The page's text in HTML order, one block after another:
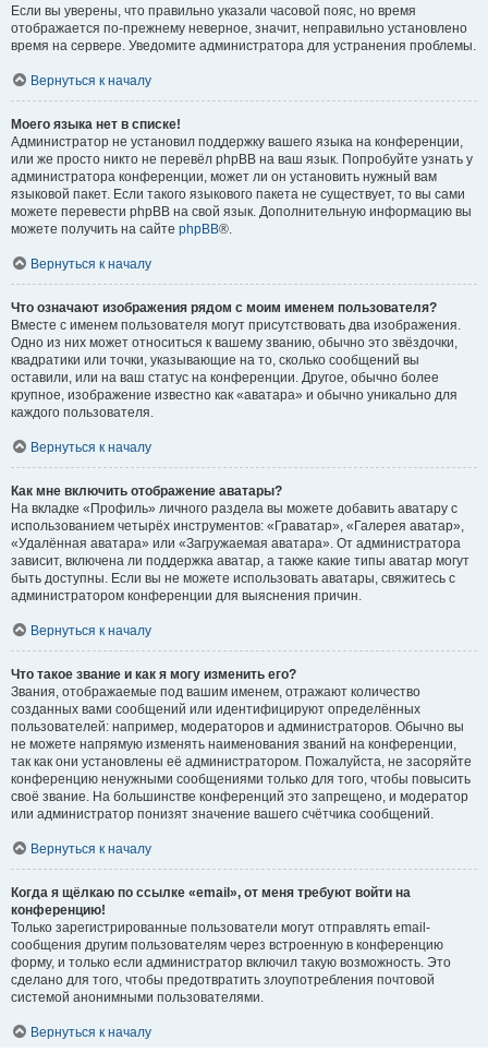
Если вы уверены, что правильно указали часовой пояс, но время
отображается по-прежнему неверное, значит, неправильно установлено
время на сервере. Уведомите администратора для устранения проблемы.
Вернуться к началу
Моего языка нет в списке!
Администратор не установил поддержку вашего языка на конференции,
или же просто никто не перевёл phpBB на ваш язык. Попробуйте узнать у
администратора конференции, может ли он установить нужный вам
языковой пакет. Если такого языкового пакета не существует, то вы сами
можете перевести phpBB на свой язык. Дополнительную информацию вы
можете получить на сайте phpBB®.
Вернуться к началу
Что означают изображения рядом с моим именем пользователя?
Вместе с именем пользователя могут присутствовать два изображения.
Одно из них может относиться к вашему званию, обычно это звёздочки,
квадратики или точки, указывающие на то, сколько сообщений вы
оставили, или на ваш статус на конференции. Другое, обычно более
крупное, изображение известно как «аватара» и обычно уникально для
каждого пользователя.
Вернуться к началу
Как мне включить отображение аватары?
На вкладке «Профиль» личного раздела вы можете добавить аватару с
использованием четырёх инструментов: «Граватар», «Галерея аватар»,
«Удалённая аватара» или «Загружаемая аватара». От администратора
зависит, включена ли поддержка аватар, а также какие типы аватар могут
быть доступны. Если вы не можете использовать аватары, свяжитесь с
администратором конференции для выяснения причин.
Вернуться к началу
Что такое звание и как я могу изменить его?
Звания, отображаемые под вашим именем, отражают количество
созданных вами сообщений или идентифицируют определённых
пользователей: например, модераторов и администраторов. Обычно вы
не можете напрямую изменять наименования званий на конференции,
так как они установлены её администратором. Пожалуйста, не засоряйте
конференцию ненужными сообщениями только для того, чтобы повысить
своё звание. На большинстве конференций это запрещено, и модератор
или администратор понизят значение вашего счётчика сообщений.
Вернуться к началу
Когда я щёлкаю по ссылке «email», от меня требуют войти на
конференцию!
Только зарегистрированные пользователи могут отправлять email-
сообщения другим пользователям через встроенную в конференцию
форму, и только если администратор включил такую возможность. Это
сделано для того, чтобы предотвратить злоупотребления почтовой
системой анонимными пользователями.
Вернуться к началу